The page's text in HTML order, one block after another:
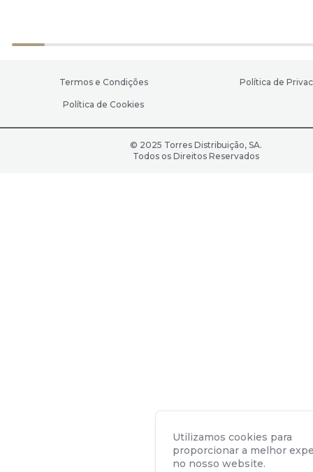
Termos e Condições Política de
Política de Cookies
© 2025 Torres Distribuição, SA.
Todos os Direitos Reservados
Utilizamos cookies para
proporcionar a melhor
no nosso website.